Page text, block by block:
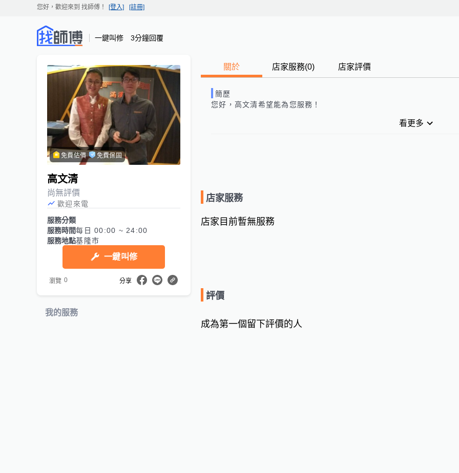
您好，歡迎來到 找師傅 ！ [登入] [註冊]
一鍵叫修 3分鐘回覆
免費估價 免費保固
高文清
尚無評價
歡迎來電
服務分類
服務時間每日 00:00 ~ 24:00
服務地點基隆市
一鍵叫修
瀏覽 0 分享
我的服務
關於 店家服務(0) 店家評價
簡歷
您好， 高文清希望能為您服務！
看更多
店家服務
店家目前暫無服務
評價
成為第一個留下評價的人